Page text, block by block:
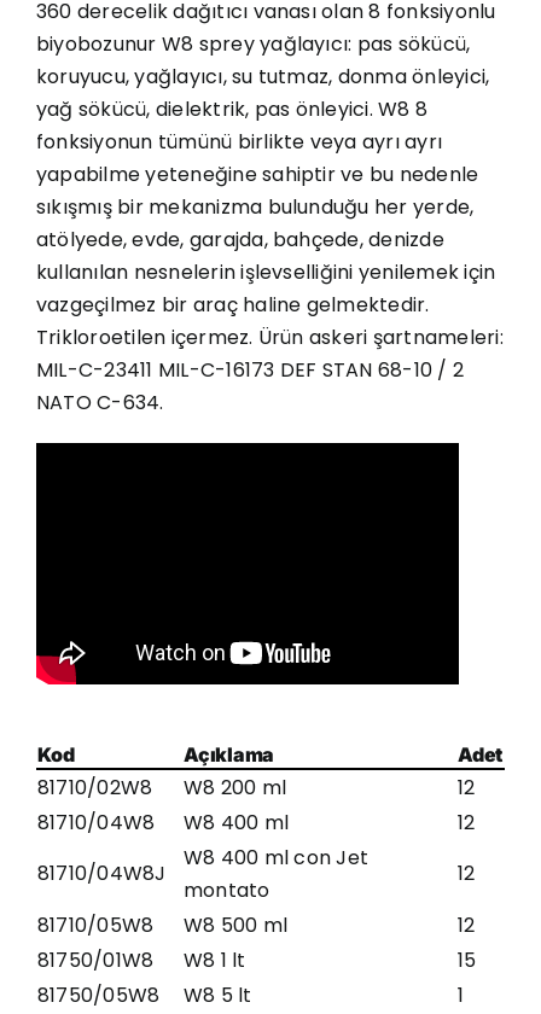
360 derecelik dağıtıcı vanası olan 8 fonksiyonlu
biyobozunur W8 sprey yağlayıcı: pas sökücü,
koruyucu, yağlayıcı, su tutmaz, donma önleyici,
yağ sökücü, dielektrik, pas önleyici. W8 8
fonksiyonun tümünü birlikte veya ayrı ayrı
yapabilme yeteneğine sahiptir ve bu nedenle
sıkışmış bir mekanizma bulunduğu her yerde,
atölyede, evde, garajda, bahçede, denizde
kullanılan nesnelerin işlevselliğini yenilemek için
vazgeçilmez bir araç haline gelmektedir.
Trikloroetilen içermez. Ürün askeri şartnameleri:
MIL-C-23411 MIL-C-16173 DEF STAN 68-10 / 2
NATO C-634.
Kod Açıklama Adet
81710/02W8 W8 200 ml
12
81710/04W8
W8 400 ml
12
81710/04W8J
W8 400 ml con Jet
montato
12
81710/05W8
W8 500 ml
12
81750/01W8
W8 1 lt
15
81750/05W8
W8 5 lt
1